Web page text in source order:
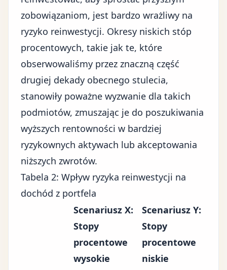
zobowiązaniom, jest bardzo wrażliwy na
ryzyko reinwestycji. Okresy niskich stóp
procentowych, takie jak te, które
obserwowaliśmy przez znaczną część
drugiej dekady obecnego stulecia,
stanowiły poważne wyzwanie dla takich
podmiotów, zmuszając je do poszukiwania
wyższych rentowności w bardziej
ryzykownych aktywach lub akceptowania
niższych zwrotów.
Tabela 2: Wpływ ryzyka reinwestycji na
dochód z portfela
Scenariusz X:
Stopy
procentowe
wysokie
Scenariusz Y:
Stopy
procentowe
niskie